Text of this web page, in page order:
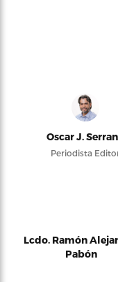
Oscar J.
Periodista
Lcdo. Ramón
Pabón